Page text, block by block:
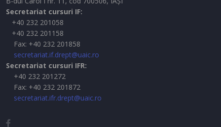
Secretariat cursuri IF:
+40 232 201058
+40 232 201158
Fax: +40 232 201858
secretariat.if.drept@uaic.ro
Secretariat cursuri IFR:
+40 232 201272
Fax: +40 232 201872
secretariat.ifr.drept@uaic.ro